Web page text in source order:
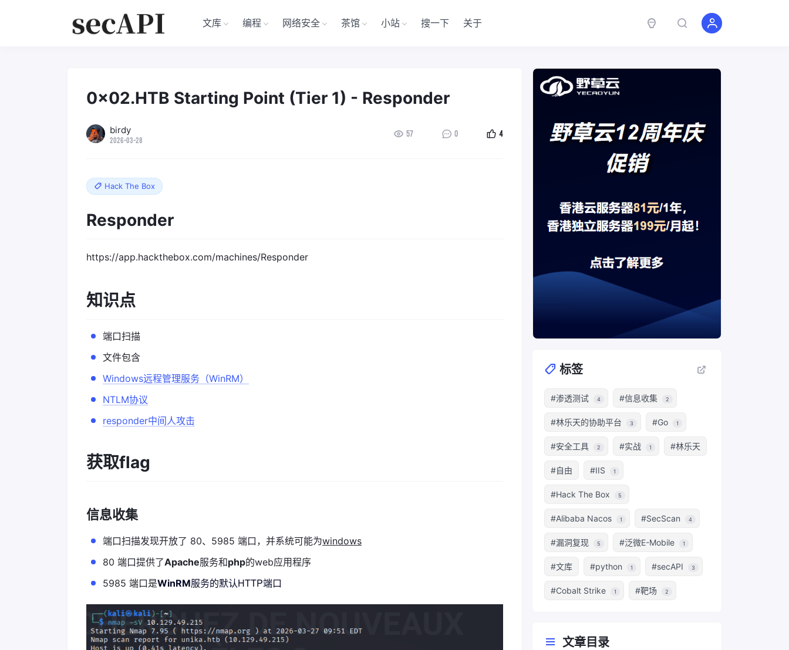
文库 编程 网络安全 茶馆 小站 搜一下 关于
0x02.HTB Starting Point (Tier 1) - Responder
birdy
2026-03-28
57 0 4
Hack The Box
Responder
https://app.hackthebox.com/machines/Responder
知识点
端口扫描
文件包含
Windows远程管理服务（WinRM）
NTLM协议
responder中间人攻击
获取flag
信息收集
端口扫描发现开放了 80、5985 端口，并系统可能为windows
80 端口提供了Apache服务和php的web应用程序
5985 端口是WinRM服务的默认HTTP端口
标签
#渗透测试 4 #信息收集 2
#林乐天的协助平台 3 #Go 1
#安全工具 2 #实战 1 #林乐天
#自由 #IIS 1
#Hack The Box 5
#Alibaba Nacos 1 #SecScan 4
#漏洞复现 5 #泛微E-Mobile 1
#文库 #python 1 #secAPI 3
#Cobalt Strike 1 #靶场 2
文章目录